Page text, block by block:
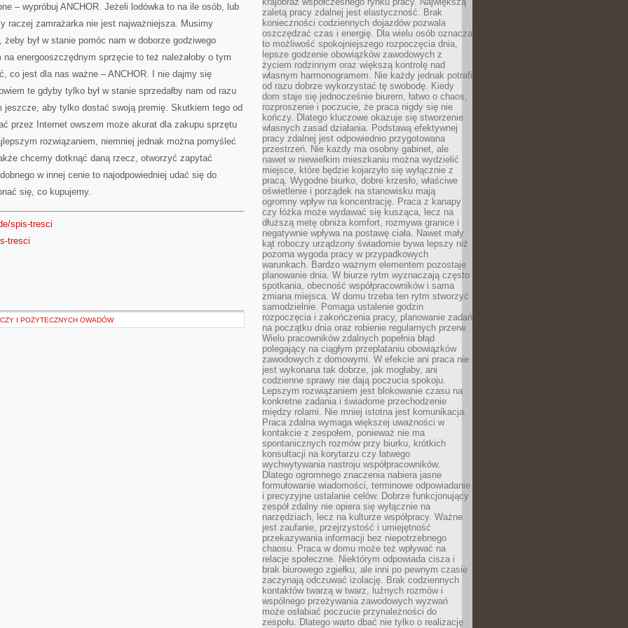
– wypróbuj ANCHOR. Jeżeli lodówka to na ile osób, lub
raczej zamrażarka nie jest najważniejsza. Musimy
był w stanie pomóc nam w doborze godziwego
energooszczędnym sprzęcie to też należałoby o tym
co jest dla nas ważne – ANCHOR. I nie dajmy się
te gdyby tylko był w stanie sprzedałby nam od razu
jeszcze, aby tylko dostać swoją premię. Skutkiem tego od
przez Internet owszem może akurat dla zakupu sprzętu
rozwiązaniem, niemniej jednak można pomyśleć
chcemy dotknąć daną rzecz, otworzyć zapytać
w innej cenie to najodpowiedniej udać się do
się, co kupujemy.
spis-tresci
tresci
I POŻYTECZNYCH OWADÓW
zaletą pracy zdalnej jest elastyczność. Brak
konieczności codziennych dojazdów pozwala
oszczędzać czas i energię. Dla wielu osób oznacza
to możliwość spokojniejszego rozpoczęcia dnia,
lepsze godzenie obowiązków zawodowych z
życiem rodzinnym oraz większą kontrolę nad
własnym harmonogramem. Nie każdy jednak potrafi
od razu dobrze wykorzystać tę swobodę. Kiedy
dom staje się jednocześnie biurem, łatwo o chaos,
rozproszenie i poczucie, że praca nigdy się nie
kończy. Dlatego kluczowe okazuje się stworzenie
własnych zasad działania. Podstawą efektywnej
pracy zdalnej jest odpowiednio przygotowana
przestrzeń. Nie każdy ma osobny gabinet, ale
nawet w niewielkim mieszkaniu można wydzielić
miejsce, które będzie kojarzyło się wyłącznie z
pracą. Wygodne biurko, dobre krzesło, właściwe
oświetlenie i porządek na stanowisku mają
ogromny wpływ na koncentrację. Praca z kanapy
czy łóżka może wydawać się kusząca, lecz na
dłuższą metę obniża komfort, rozmywa granice i
negatywnie wpływa na postawę ciała. Nawet mały
kąt roboczy urządzony świadomie bywa lepszy niż
pozorna wygoda pracy w przypadkowych
warunkach. Bardzo ważnym elementem pozostaje
planowanie dnia. W biurze rytm wyznaczają często
spotkania, obecność współpracowników i sama
zmiana miejsca. W domu trzeba ten rytm stworzyć
samodzielnie. Pomaga ustalenie godzin
rozpoczęcia i zakończenia pracy, planowanie zadań
na początku dnia oraz robienie regularnych przerw.
Wielu pracowników zdalnych popełnia błąd
polegający na ciągłym przeplataniu obowiązków
zawodowych z domowymi. W efekcie ani praca nie
jest wykonana tak dobrze, jak mogłaby, ani
codzienne sprawy nie dają poczucia spokoju.
Lepszym rozwiązaniem jest blokowanie czasu na
konkretne zadania i świadome przechodzenie
między rolami. Nie mniej istotna jest komunikacja.
Praca zdalna wymaga większej uważności w
kontakcie z zespołem, ponieważ nie ma
spontanicznych rozmów przy biurku, krótkich
konsultacji na korytarzu czy łatwego
wychwytywania nastroju współpracowników.
Dlatego ogromnego znaczenia nabiera jasne
formułowanie wiadomości, terminowe odpowiadanie
i precyzyjne ustalanie celów. Dobrze funkcjonujący
zespół zdalny nie opiera się wyłącznie na
narzędziach, lecz na kulturze współpracy. Ważne
jest zaufanie, przejrzystość i umiejętność
przekazywania informacji bez niepotrzebnego
chaosu. Praca w domu może też wpływać na
relacje społeczne. Niektórym odpowiada cisza i
brak biurowego zgiełku, ale inni po pewnym czasie
zaczynają odczuwać izolację. Brak codziennych
kontaktów twarzą w twarz, luźnych rozmów i
wspólnego przeżywania zawodowych wyzwań
może osłabiać poczucie przynależności do
zespołu. Dlatego warto dbać nie tylko o realizację